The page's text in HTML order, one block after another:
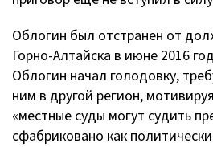
Облогин был отстранен от
Горно-Алтайска в июне 2016
Облогин начал голодовку,
ним в другой регион,
«местные суды могут судить
сфабриковано как